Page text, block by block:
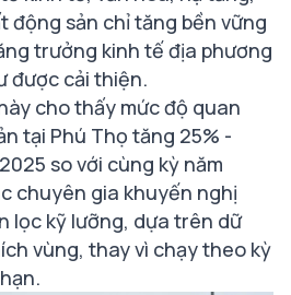
động sản chỉ tăng bền vững
trưởng kinh tế địa phương
được cải thiện.
cho thấy mức độ quan
tại Phú Thọ tăng 25% -
so với cùng kỳ năm
chuyên gia khuyến nghị
lọc kỹ lưỡng, dựa trên dữ
vùng, thay vì chạy theo kỳ